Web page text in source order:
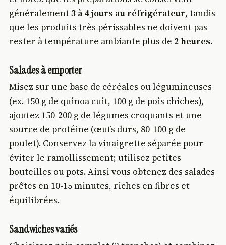
généralement3 à 4 jours au réfrigérateur, tandis
que les produits très périssables ne doivent pas
rester à température ambiante plus de 2 heures.
Salades à emporter
Misez sur une base de céréales ou légumineuses
(ex. 150 g de quinoa cuit, 100 g de pois chiches),
ajoutez 150-200 g de légumes croquants et une
source de protéine (œufs durs, 80-100 g de
poulet). Conservez la vinaigrette séparée pour
éviter le ramollissement; utilisez petites
bouteilles ou pots. Ainsi vous obtenez des salades
prêtes en 10-15 minutes, riches en fibres et
équilibrées.
Sandwiches variés